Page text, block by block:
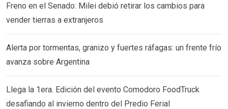
Freno en el Senado: Milei debió retirar los cambios para
vender tierras a extranjeros
Alerta por tormentas, granizo y fuertes ráfagas: un frente frío
avanza sobre Argentina
Llega la 1era. Edición del evento Comodoro FoodTruck
desafiando al invierno dentro del Predio Ferial